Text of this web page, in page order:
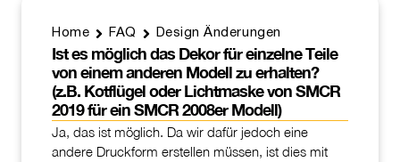
Home FAQ Design Änderungen
Ist es möglich das Dekor für einzelne Teile
von einem anderen Modell zu erhalten?
(z.B. Kotflügel oder Lichtmaske von SMCR
2019 für ein SMCR 2008er Modell)
Ja, das ist möglich. Da wir dafür jedoch eine
andere Druckform erstellen müssen, ist dies mit